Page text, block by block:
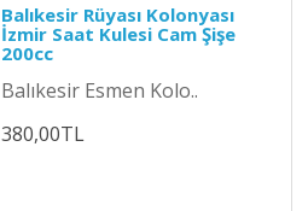
Balıkesir Rüyası Kolonyası
İzmir Saat Kulesi Cam Şişe
200cc
Balıkesir Esmen Kolo..
380,00TL